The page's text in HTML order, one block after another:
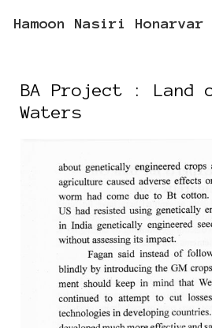
Hamoon Nasiri Honarvar
BA Project : Land
Waters